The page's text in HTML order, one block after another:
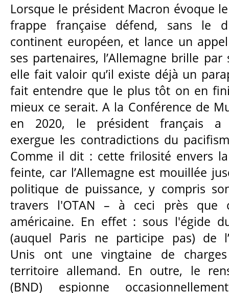
Lorsque le président Macron évoque
frappe française défend, sans le
continent européen, et lance un
ses partenaires, l’Allemagne brille
elle fait valoir qu’il existe déjà un
fait entendre que le plus tôt on en
mieux ce serait. A la Conférence de
en 2020, le président français
exergue les contradictions du
Comme il dit : cette frilosité envers
feinte, car l’Allemagne est mouillée
politique de puissance, y compris
travers l'OTAN – à ceci près que
américaine. En effet : sous l'égide
(auquel Paris ne participe pas) de
Unis ont une vingtaine de
territoire allemand. En outre, le
(BND) espionne